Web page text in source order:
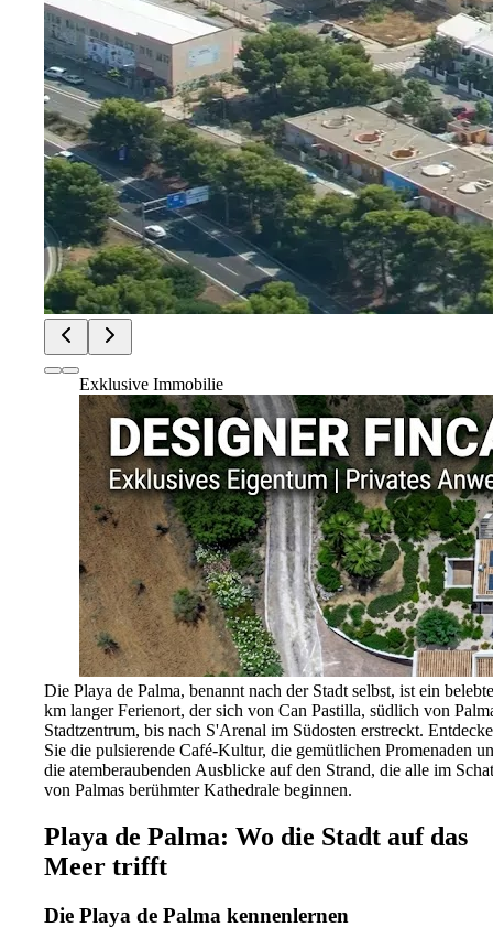
Exklusive Immobilie
Die Playa de Palma, benannt nach der Stadt selbst, ist ein
km langer Ferienort, der sich von Can Pastilla, südlich von
Stadtzentrum, bis nach S'Arenal im Südosten erstreckt.
Sie die pulsierende Café-Kultur, die gemütlichen Promenaden
die atemberaubenden Ausblicke auf den Strand, die alle im
von Palmas berühmter Kathedrale beginnen.
Playa de Palma: Wo die Stadt auf das
Meer trifft
Die Playa de Palma kennenlernen